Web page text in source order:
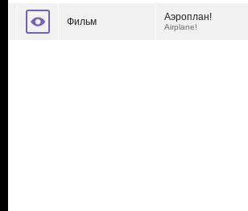
Фильм Аэроплан!
Airplane!